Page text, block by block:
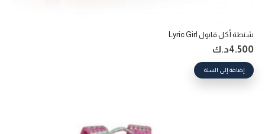
شنطة أكل قابول Lyric Girl
4.500د.ك
إضافة إلى السلة